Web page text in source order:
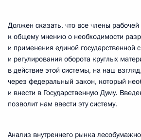
Должен сказать, что все члены
к общему мнению о необходимости
и применения единой государственной
и регулирования оборота круглых
в действие этой системы, на наш
через федеральный закон, который
и внести в Государственную Думу.
позволит нам ввести эту систему.
Анализ внутреннего рынка